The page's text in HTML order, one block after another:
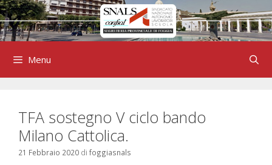
Vai
al
contenuto
Menu
TFA sostegno V ciclo bando
Milano Cattolica.
21 Febbraio 2020 di foggiasnals